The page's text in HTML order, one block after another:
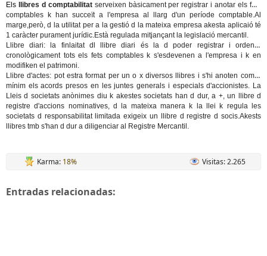
Els llibres d comptabilitatserveixen bàsicament per registrar i anotar els fets
comptables k han succeït a l'empresa al llarg d'un període comptable.Al
marge,però, d la utilitat per a la gestió d la mateixa empresa akesta aplicaió té
1 caràcter purament jurídic.Està regulada mitjançant la legislació mercantil.
Llibre diari: la finlaitat dl llibre diari és la d poder registrar i ordenar
cronològicament tots els fets comptables k s'esdevenen a l'empresa i k en
modifiken el patrimoni.
Llibre d'actes: pot estra format per un o x diversos llibres i s'hi anoten com a
mínim els acords presos en les juntes generals i especials d'accionistes. La
Lleis d societats anònimes diu k akestes societats han d dur, a +, un llibre d
registre d'accions nominatives, d la mateixa manera k la llei k regula les
societats d responsabilitat limitada exigeix un llibre d registre d socis.Akests
llibres tmb s'han d dur a diligenciar al Registre Mercantil.
Karma: 18% Visitas: 2.265
Entradas relacionadas: